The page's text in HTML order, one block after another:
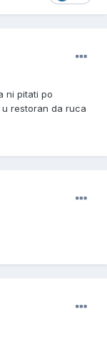
ni pitati po
restoran da ruca